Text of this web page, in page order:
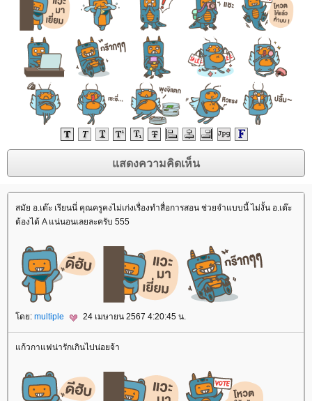
สมัย อ.เต๊ะ เรียนนี่ คุณครูคงไม่เก่งเรื่องทำสื่อการสอน ช่วยจำแบบนี้ ไม่งั้น อ.เต๊ะ
ต้องได้ A แน่นอนเลยละครับ 555
ดย: multiple 24 เมษายน 2567 4:20:45 น.
ก้วกาแฟน่ารักเกินไปน่อยจ้า